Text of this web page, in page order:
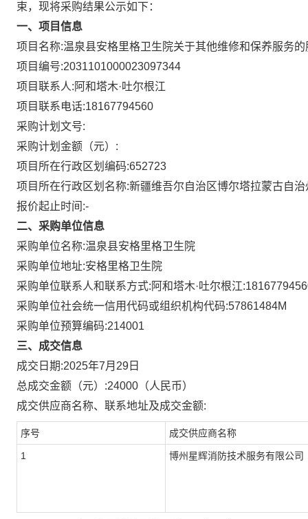
束，现将采购结果公示如下：
一、项目信息
项目名称:温泉县安格里格卫生院关于其他维修和保养服务
项目编号:2031101000023097344
项目联系人: 阿和塔木·吐尔根江
项目联系电话:18167794560
采购计划文号:
采购计划金额（元）:
项目所在行政区划编码:652723
项目所在行政区划名称:新疆维吾尔自治区博尔塔拉蒙古自治
报价起止时间:-
二、采购单位信息
采购单位名称:温泉县安格里格卫生院
采购单位地址:安格里格卫生院
采购单位联系人和联系方式: 阿和塔木·吐尔根江
采购单位社会统一信用代码或组织机构代码:57861484M
采购单位预算编码:214001
三、成交信息
成交日期:2025年7月29日
总成交金额（元）:24000 （人民币）
成交供应商名称、联系地址及成交金额:
序号 成交供应商名称
1 博州星辉消防技术服务有限公司